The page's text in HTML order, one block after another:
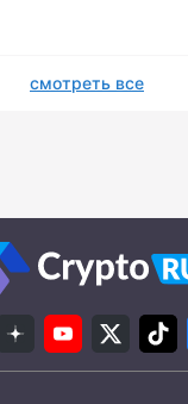
смотреть все